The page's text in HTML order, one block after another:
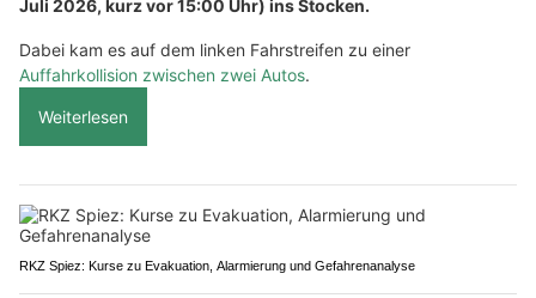
Juli 2026, kurz vor 15:00 Uhr) ins Stocken.
Dabei kam es auf dem linken Fahrstreifen zu einer
Auffahrkollision zwischen zwei Autos.
Weiterlesen
RKZ Spiez: Kurse zu Evakuation, Alarmierung und Gefahrenanalyse